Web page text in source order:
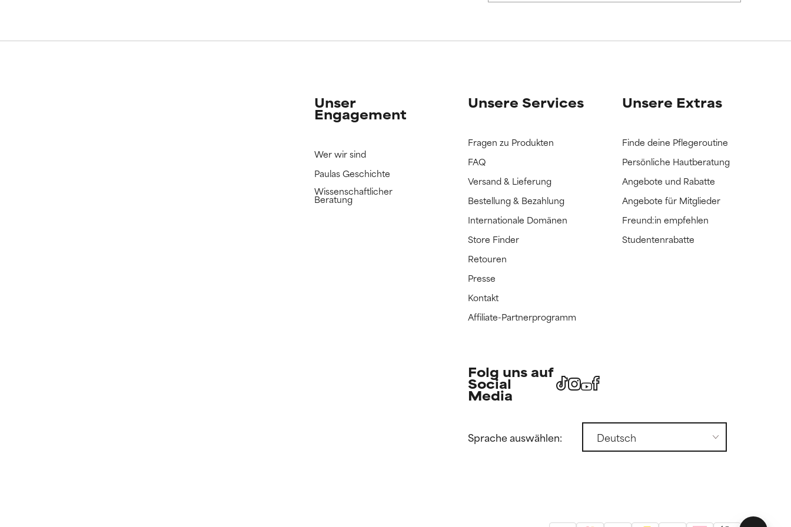
Forschungsergebnisse zu prüfen.
Forschungsergebnisse zu prüfen.
Unser
Engagement
Wer wir sind
Paulas Geschichte
Wissenschaftlicher
Beratung
Unsere Services
Fragen zu Produkten
FAQ
Versand & Lieferung
Bestellung & Bezahlung
Internationale Domänen
Store Finder
Retouren
Presse
Kontakt
Affiliate-Partnerprogramm
Unsere Extras
Finde deine Pflegeroutine
Persönliche Hautberatung
Angebote und Rabatte
Angebote für Mitglieder
Freund:in empfehlen
Studentenrabatte
Folg uns auf
Social
Media
Sprache auswählen: